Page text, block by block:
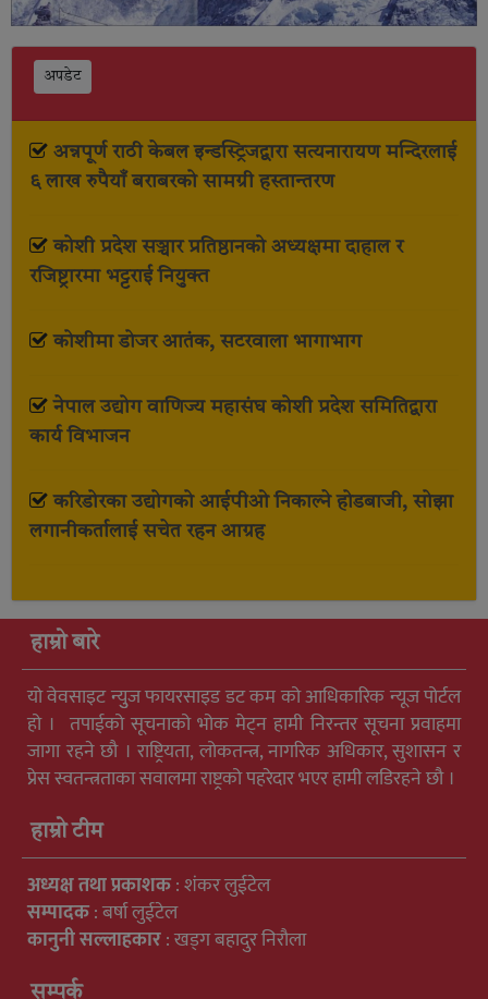
अपडेट
अन्नपूर्ण राठी केबल इन्डस्ट्रिजद्वारा सत्यनारायण मन्दिरलाई
६ लाख रुपैयाँ बराबरको सामग्री हस्तान्तरण
कोशी प्रदेश सञ्चार प्रतिष्ठानको अध्यक्षमा दाहाल र
रजिष्ट्रारमा भट्टराई नियुक्त
कोशीमा डोजर आतंक, सटरवाला भागाभाग
नेपाल उद्योग वाणिज्य महासंघ कोशी प्रदेश समितिद्वारा
कार्य विभाजन
करिडोरका उद्योगको आईपीओ निकाल्ने होडबाजी, सोझा
लगानीकर्तालाई सचेत रहन आग्रह
हाम्रो बारे
यो वेवसाइट न्युुज फायरसाइड डट कम को आधिकारिक न्यूज पोर्टल
हो । तपाईको सूचनाको भोक मेट्न हामी निरन्तर सूचना प्रवाहमा
जागा रहने छौ । राष्ट्रियता, लोकतन्त्र, नागरिक अधिकार, सुशासन र
प्रेस स्वतन्त्रताका सवालमा राष्ट्रको पहरेदार भएर हामी लडिरहने छौ ।
हाम्रो टीम
अध्यक्ष तथा प्रकाशक: शंकर लुईटेल
सम्पादक: बर्षा लुईटेल
कानुनी सल्लाहकार: खड्ग बहादुर निरौला
सम्पर्क